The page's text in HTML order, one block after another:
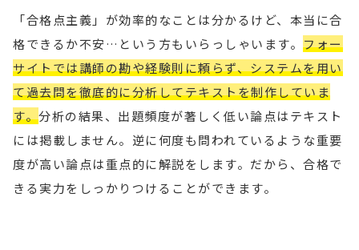
「合格点主義」が効率的なことは分かるけど、本当に合
格できるか不安…という方もいらっしゃいます。 フォー
サイトでは講師の勘や経験則に頼らず、システムを用い
て過去問を徹底的に分析してテキストを制作していま
す。分析の結果、出題頻度が著しく低い論点はテキスト
には掲載しません。逆に何度も問われているような重要
度が高い論点は重点的に解説をします。だから、合格で
きる実力をしっかりつけることができます。